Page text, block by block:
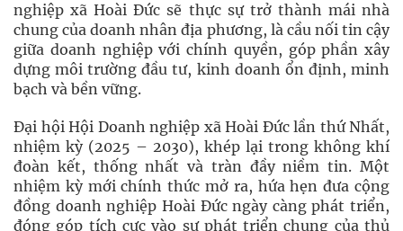
nghiệp xã Hoài Đức sẽ thực sự trở thành mái nhà
chung của doanh nhân địa phương, là cầu nối tin cậy
giữa doanh nghiệp với chính quyền, góp phần xây
dựng môi trường đầu tư, kinh doanh ổn định, minh
bạch và bền vững.
Đại hội Hội Doanh nghiệp xã Hoài Đức lần thứ Nhất,
nhiệm kỳ (2025 – 2030), khép lại trong không khí
đoàn kết, thống nhất và tràn đầy niềm tin. Một
nhiệm kỳ mới chính thức mở ra, hứa hẹn đưa cộng
đồng doanh nghiệp Hoài Đức ngày càng phát triển,
đóng góp tích cực vào sự phát triển chung của thủ